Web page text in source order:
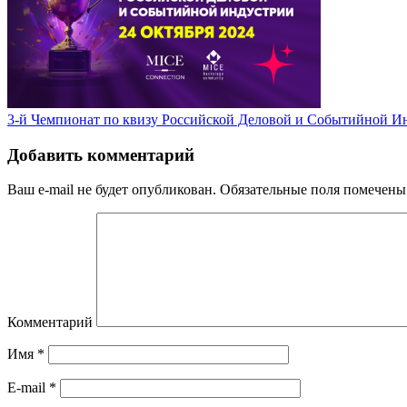
3-й Чемпионат по квизу Российской Деловой и Событийной
Добавить комментарий
Ваш e-mail не будет опубликован. Обязательные поля помечены
Комментарий
Имя *
E-mail *